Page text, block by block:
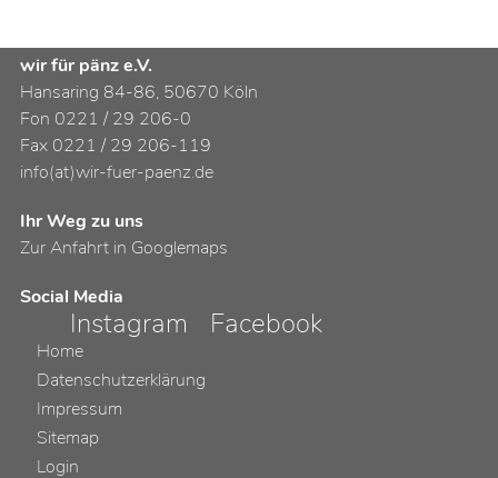
wir für pänz e.V.
Hansaring 84-86, 50670 Köln
Fon 0221 / 29 206-0
Fax 0221 / 29 206-119
info(at)wir-fuer-paenz.de
Ihr Weg zu uns
Zur Anfahrt in Googlemaps
Social Media
Instagram Facebook
Home
Datenschutzerklärung
Impressum
Sitemap
Login